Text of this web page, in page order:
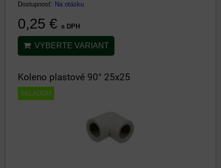
Dostupnosť: Na otázku
0,25 € s DPH
VYBERTE VARIANT
Koleno plastové 90° 25x25
SKLADOM